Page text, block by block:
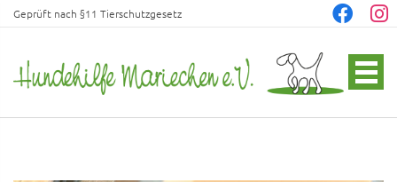
Geprüft nach §11 Tierschutzgesetz